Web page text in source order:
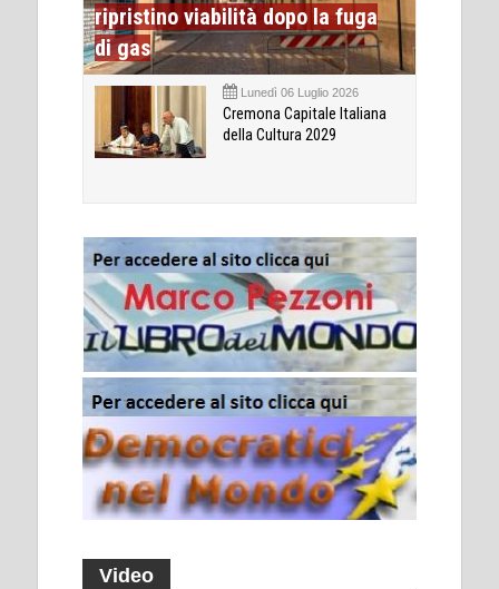
ripristino viabilità dopo la fuga
di gas
Lunedì 06 Luglio 2026
Cremona Capitale Italiana
della Cultura 2029
Video